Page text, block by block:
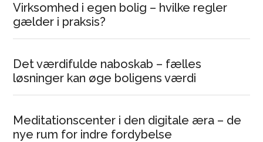
Virksomhed i egen bolig – hvilke regler
gælder i praksis?
Det værdifulde naboskab – fælles
løsninger kan øge boligens værdi
Meditationscenter i den digitale æra – de
nye rum for indre fordybelse